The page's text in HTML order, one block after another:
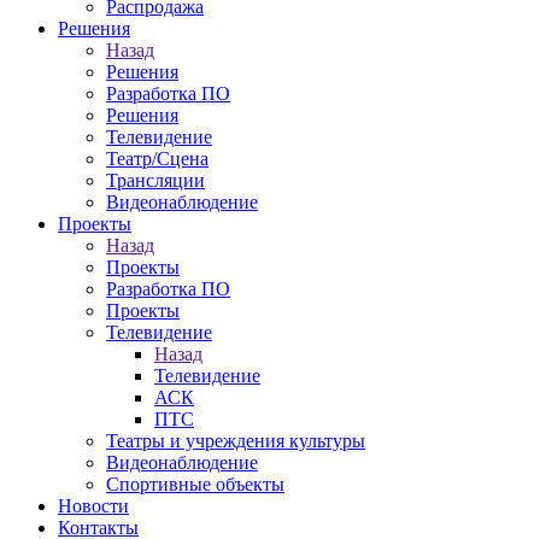
Распродажа
Решения
Назад
Решения
Разработка ПО
Решения
Телевидение
Театр/Сцена
Трансляции
Видеонаблюдение
Проекты
Назад
Проекты
Разработка ПО
Проекты
Телевидение
Назад
Телевидение
АСК
ПТС
Театры и учреждения культуры
Видеонаблюдение
Спортивные объекты
Новости
Контакты